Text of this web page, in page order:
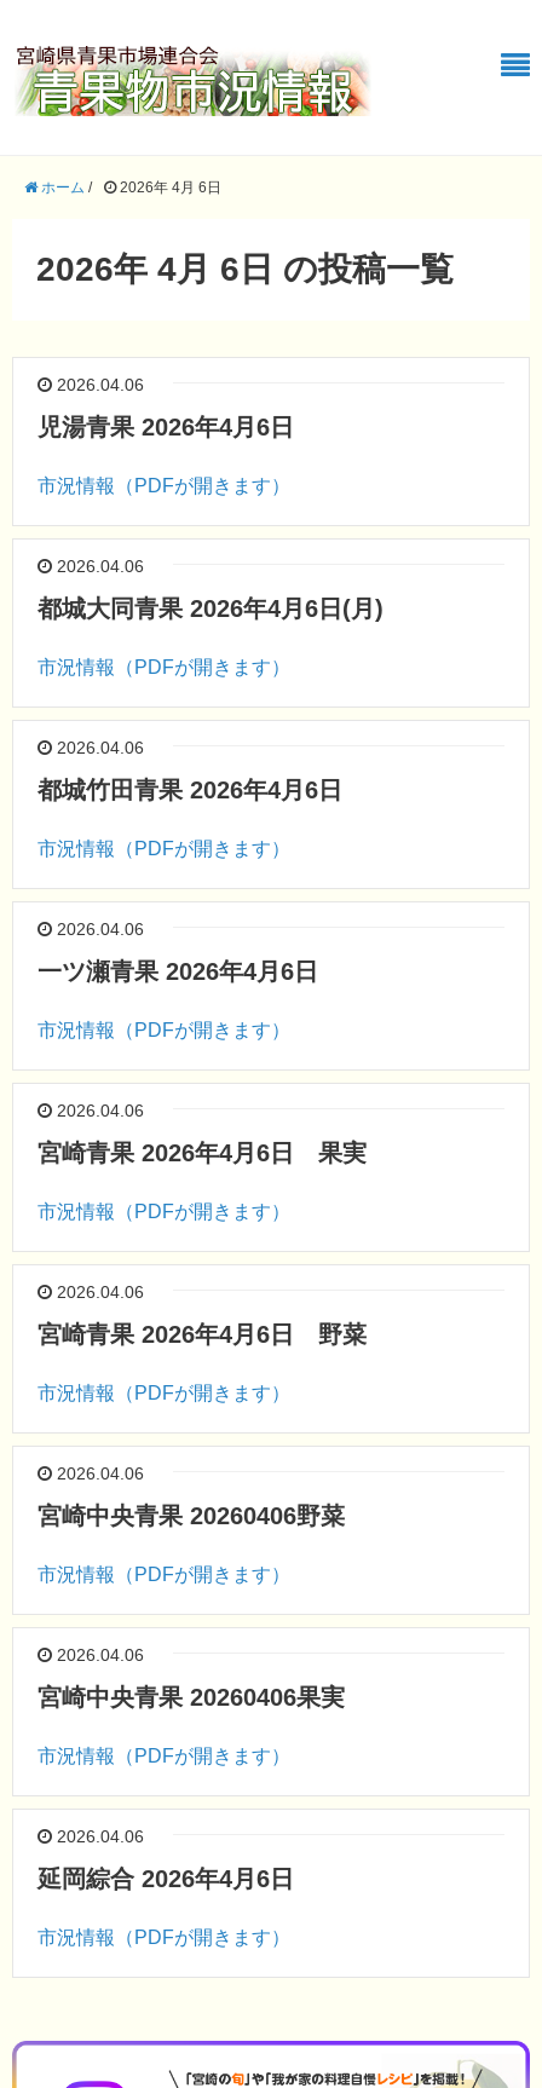
ホーム / 2026年 4月 6日
2026年 4月 6日 の投稿一覧
2026.04.06
児湯青果 2026年4月6日
市況情報（PDFが開きます）
2026.04.06
都城大同青果 2026年4月6日(月)
市況情報（PDFが開きます）
2026.04.06
都城竹田青果 2026年4月6日
市況情報（PDFが開きます）
2026.04.06
一ツ瀬青果 2026年4月6日
市況情報（PDFが開きます）
2026.04.06
宮崎青果 2026年4月6日 果実
市況情報（PDFが開きます）
2026.04.06
宮崎青果 2026年4月6日 野菜
市況情報（PDFが開きます）
2026.04.06
宮崎中央青果 20260406野菜
市況情報（PDFが開きます）
2026.04.06
宮崎中央青果 20260406果実
市況情報（PDFが開きます）
2026.04.06
延岡綜合 2026年4月6日
市況情報（PDFが開きます）